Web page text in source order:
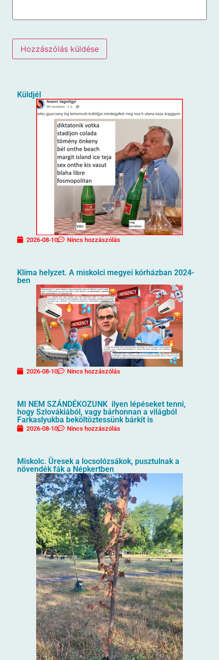
Küldjél
2026-08-10 Nincs hozzászólás
Klíma helyzet. A miskolci megyei kórházban 2024-
ben
2026-08-10 Nincs hozzászólás
MI NEM SZÁNDÉKOZUNK ilyen lépéseket tenni,
hogy Szlovákiából, vagy bárhonnan a világból
Farkaslyukba beköltöztessünk bárkit is
2026-08-10 Nincs hozzászólás
Miskolc. Üresek a locsolózsákok, pusztulnak a
növendék fák a Népkertben